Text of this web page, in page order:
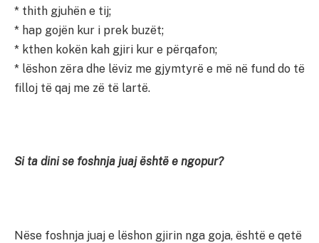
* thith gjuhën e tij;
* hap gojën kur i prek buzët;
* kthen kokën kah gjiri kur e përqafon;
* lëshon zëra dhe lëviz me gjymtyrë e më në fund do të
filloj të qaj me zë të lartë.
Si ta dini se foshnja juaj është e ngopur?
Nëse foshnja juaj e lëshon gjirin nga goja, është e qetë